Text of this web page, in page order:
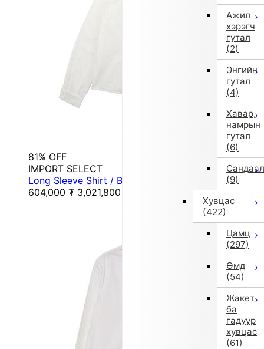
Ажил
хэрэгч
гутал
(2)
Энгийн
гутал
(4)
Хавар,
намрын
гутал
(6)
Сандаал
(9)
Хувцас
(422)
Цамц
(297)
Өмд
(54)
Жакет
ба
гадуур
хувцас
(61)
81% OFF
IMPORT SELECT
Long Sleeve Shirt / Blouse (White)
604,000 ₮ 3,021,800